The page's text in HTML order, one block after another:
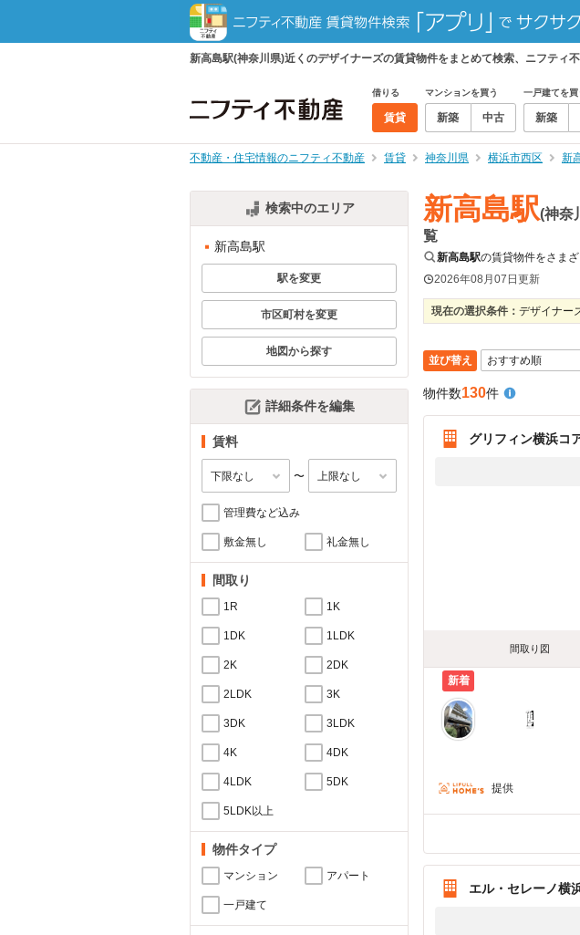
新高島駅(神奈川県)近くのデザイナーズの賃貸物件をまとめて検索、ニフティ
借りる
賃貸
マンションを買う
新築 中古
一戸建てを買
新築
不動産・住宅情報のニフティ不動産 賃貸 神奈川県 横浜市西区 新
検索中のエリア
新高島駅
駅を変更
市区町村を変更
地図から探す
詳細条件を編集
賃料
〜
管理費など込み
敷金無し 礼金無し
間取り
1R 1K
1DK 1LDK
2K 2DK
2LDK 3K
3DK 3LDK
4K 4DK
4LDK 5DK
5LDK以上
物件タイプ
マンション アパート
一戸建て
新高島駅(神奈
覧
新高島駅の賃貸物件をさま
2026年08月07日更新
現在の選択条件： デザイナー
並び替え
物件数130件
グリフィン横浜コ
間取り図
新着
提供
エル・セレーノ横